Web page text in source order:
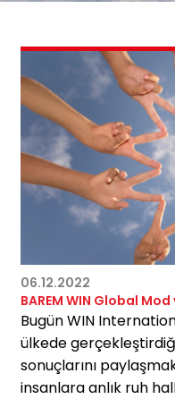
06.12.2022
BAREM WIN Global Mod
Bugün WIN
ülkede
sonuçlarını
insanlara anlık ruh